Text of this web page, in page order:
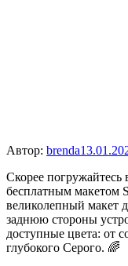
Автор: brenda
Скорее
бесплатным макетом
великолепный макет
заднюю стороны
доступные цвета: от
глубокого Серого. 🌈